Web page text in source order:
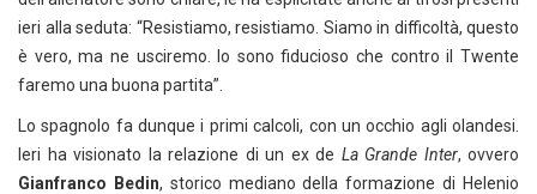
ieri alla seduta: “Resistiamo, re­sistiamo. Siamo in difficoltà, questo
è ve­ro, ma ne usciremo. Io sono fiducioso che contro il Twente
faremo una buona partita”.
Lo spagnolo fa dunque i primi calcoli, con un occhio agli olandesi.
Ieri ha visionato la relazione di un ex de La Grande Inter, ovvero
Gianfranco
Bedin, storico mediano della formazione di Helenio